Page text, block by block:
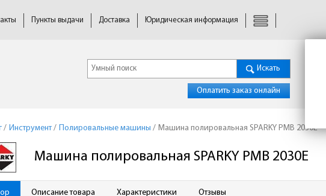
Пункты выдачи Доставка Юридическая информация
Искать
Оплатить заказ онлайн
/ Инструмент/ Полировальные машины / Машина полировальная SPARKY PMB 2030E
Машина полировальная SPARKY PMB 2030E
Описание товара Характеристики Отзывы